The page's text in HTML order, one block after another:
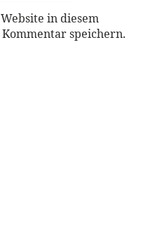
in diesem
speichern.